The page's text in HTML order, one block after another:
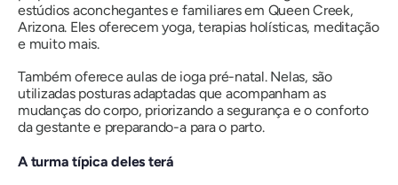
estúdios aconchegantes e familiares em Queen Creek,
Arizona. Eles oferecem yoga, terapias holísticas, meditação
e muito mais.
Também oferece aulas de ioga pré-natal. Nelas, são
utilizadas posturas adaptadas que acompanham as
mudanças do corpo, priorizando a segurança e o conforto
da gestante e preparando-a para o parto.
A turma típica deles terá